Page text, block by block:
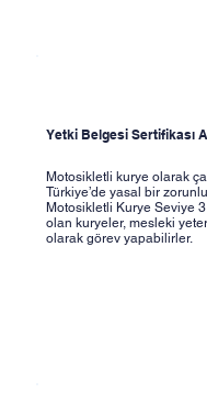
Yetki Belgesi Sertifikası
Motosikletli kurye olarak
Türkiye’de yasal bir
Motosikletli Kurye Seviye
olan kuryeler, mesleki
olarak görev yapabilirler.